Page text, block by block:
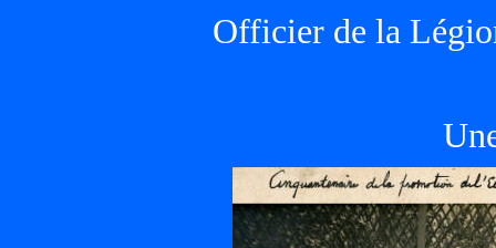
Officier de la